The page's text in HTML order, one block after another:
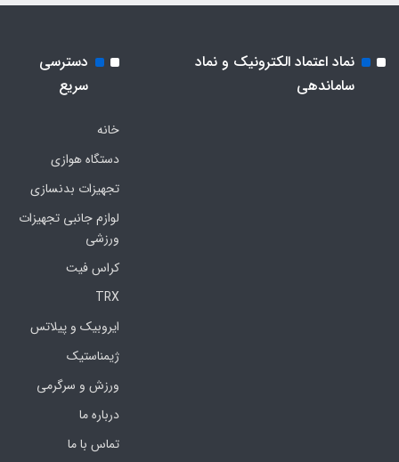
نماد اعتماد الکترونیک و نماد
ساماندهی
دسترسی
سریع
خانه
دستگاه هوازی
تجهیزات بدنسازی
لوازم جانبی تجهیزات
ورزشی
کراس فیت
TRX
ایروبیک و پیلاتس
ژیمناستیک
ورزش و سرگرمی
درباره ما
تماس با ما